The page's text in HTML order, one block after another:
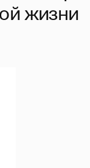
жизни